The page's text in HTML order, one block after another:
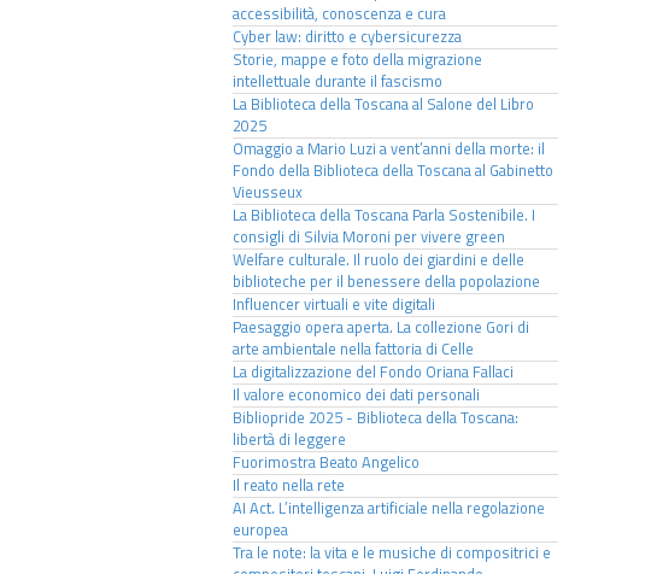
accessibilità, conoscenza e cura
Cyber law: diritto e cybersicurezza
Storie, mappe e foto della migrazione
intellettuale durante il fascismo
La Biblioteca della Toscana al Salone del Libro
2025
Omaggio a Mario Luzi a vent’anni della morte: il
Fondo della Biblioteca della Toscana al Gabinetto
Vieusseux
La Biblioteca della Toscana Parla Sostenibile. I
consigli di Silvia Moroni per vivere green
Welfare culturale. Il ruolo dei giardini e delle
biblioteche per il benessere della popolazione
Influencer virtuali e vite digitali
Paesaggio opera aperta. La collezione Gori di
arte ambientale nella fattoria di Celle
La digitalizzazione del Fondo Oriana Fallaci
Il valore economico dei dati personali
Bibliopride 2025 - Biblioteca della Toscana:
libertà di leggere
Fuorimostra Beato Angelico
Il reato nella rete
AI Act. L’intelligenza artificiale nella regolazione
europea
Tra le note: la vita e le musiche di compositrici e